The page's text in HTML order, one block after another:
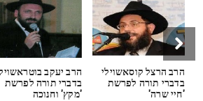
הרב הרצל קוסאשוילי
בדברי תורה לפרשת
'חיי שרה'
הרב יעקב בוטראשוילי
בדברי תורה לפרשת
'מקץ' וחנוכה